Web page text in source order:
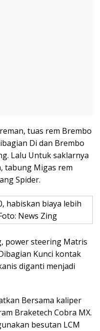
tuas rem Brembo
Di dan Brembo
Lalu Untuk saklarnya
tabung Migas rem
Spider.
habiskan biaya lebih
News Zing
power steering Matris
Kunci kontak
diganti menjadi
Bersama kaliper
Braketech Cobra MX.
besutan LCM